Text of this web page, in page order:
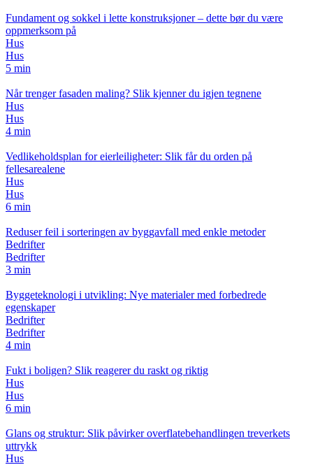
Fundament og sokkel i lette konstruksjoner – dette bør du være
oppmerksom på
Hus
Hus
5 min
Når trenger fasaden maling? Slik kjenner du igjen tegnene
Hus
Hus
4 min
Vedlikeholdsplan for eierleiligheter: Slik får du orden på
fellesarealene
Hus
Hus
6 min
Reduser feil i sorteringen av byggavfall med enkle metoder
Bedrifter
Bedrifter
3 min
Byggeteknologi i utvikling: Nye materialer med forbedrede
egenskaper
Bedrifter
Bedrifter
4 min
Fukt i boligen? Slik reagerer du raskt og riktig
Hus
Hus
6 min
Glans og struktur: Slik påvirker overflatebehandlingen treverkets
uttrykk
Hus